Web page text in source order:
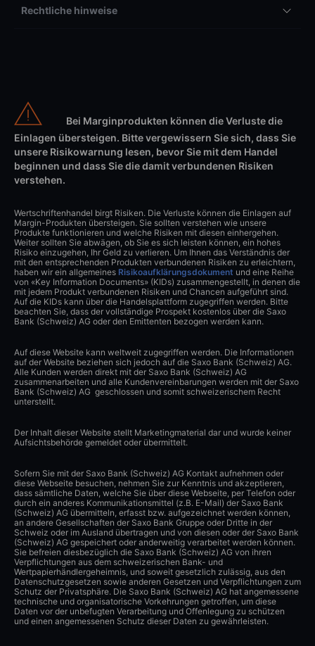
Rechtliche hinweise
Bei Marginprodukten können die Verluste die
Einlagen übersteigen. Bitte vergewissern Sie sich, dass Sie
unsere Risikowarnung lesen, bevor Sie mit dem Handel
beginnen und dass Sie die damit verbundenen Risiken
verstehen.
Wertschriftenhandel birgt Risiken. Die Verluste können die Einlagen auf
Margin-Produkten übersteigen. Sie sollten verstehen wie unsere
Produkte funktionieren und welche Risiken mit diesen einhergehen.
Weiter sollten Sie abwägen, ob Sie es sich leisten können, ein hohes
Risiko einzugehen, Ihr Geld zu verlieren. Um Ihnen das Verständnis der
mit den entsprechenden Produkten verbundenen Risiken zu erleichtern,
haben wir ein allgemeines Risikoaufklärungsdokument und eine Reihe
von «Key Information Documents» (KIDs) zusammengestellt, in denen die
mit jedem Produkt verbundenen Risiken und Chancen aufgeführt sind.
Auf die KIDs kann über die Handelsplattform zugegriffen werden. Bitte
beachten Sie, dass der vollständige Prospekt kostenlos über die Saxo
Bank (Schweiz) AG oder den Emittenten bezogen werden kann.
Auf diese Website kann weltweit zugegriffen werden. Die Informationen
auf der Website beziehen sich jedoch auf die Saxo Bank (Schweiz) AG.
Alle Kunden werden direkt mit der Saxo Bank (Schweiz) AG
zusammenarbeiten und alle Kundenvereinbarungen werden mit der Saxo
Bank (Schweiz) AG geschlossen und somit schweizerischem Recht
unterstellt.
Der Inhalt dieser Website stellt Marketingmaterial dar und wurde keiner
Aufsichtsbehörde gemeldet oder übermittelt.
Sofern Sie mit der Saxo Bank (Schweiz) AG Kontakt aufnehmen oder
diese Webseite besuchen, nehmen Sie zur Kenntnis und akzeptieren,
dass sämtliche Daten, welche Sie über diese Webseite, per Telefon oder
durch ein anderes Kommunikationsmittel (z.B. E-Mail) der Saxo Bank
(Schweiz) AG übermitteln, erfasst bzw. aufgezeichnet werden können,
an andere Gesellschaften der Saxo Bank Gruppe oder Dritte in der
Schweiz oder im Ausland übertragen und von diesen oder der Saxo Bank
(Schweiz) AG gespeichert oder anderweitig verarbeitet werden können.
Sie befreien diesbezüglich die Saxo Bank (Schweiz) AG von ihren
Verpflichtungen aus dem schweizerischen Bank- und
Wertpapierhändlergeheimnis, und soweit gesetzlich zulässig, aus den
Datenschutzgesetzen sowie anderen Gesetzen und Verpflichtungen zum
Schutz der Privatsphäre. Die Saxo Bank (Schweiz) AG hat angemessene
technische und organisatorische Vorkehrungen getroffen, um diese
Daten vor der unbefugten Verarbeitung und Offenlegung zu schützen
und einen angemessenen Schutz dieser Daten zu gewährleisten.